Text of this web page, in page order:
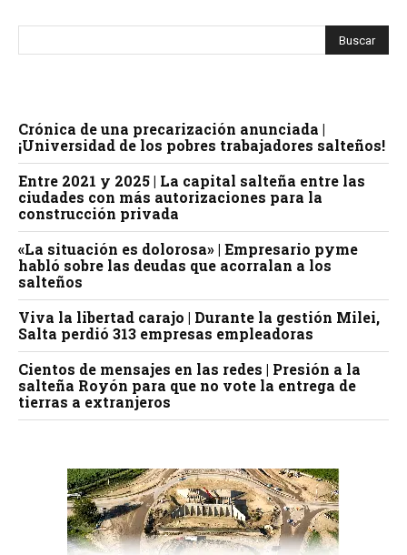
Crónica de una precarización anunciada |
¡Universidad de los pobres trabajadores salteños!
Entre 2021 y 2025 | La capital salteña entre las
ciudades con más autorizaciones para la
construcción privada
«La situación es dolorosa» | Empresario pyme
habló sobre las deudas que acorralan a los
salteños
Viva la libertad carajo | Durante la gestión Milei,
Salta perdió 313 empresas empleadoras
Cientos de mensajes en las redes | Presión a la
salteña Royón para que no vote la entrega de
tierras a extranjeros